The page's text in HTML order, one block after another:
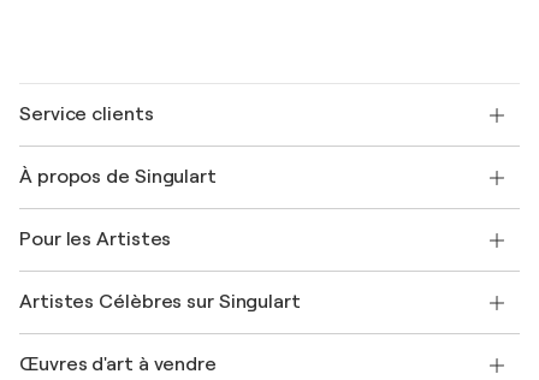
Service clients
Expédition
Offrir une carte cadeau
Rejoignez notre programme commercial
Mon compte
+33 1 76 44 06 42
À propos de Singulart
FAQ
Magazine Singulart
Emplois
Découvrez une sélection d'art original
Pour les Artistes
Se connecter en tant qu'Artiste
Artistes Célèbres sur Singulart
Marc Chagall
Œuvres d'art à vendre